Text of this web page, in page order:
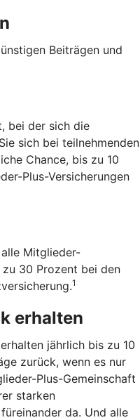
Beiträgen und
bei der sich die
sich bei teilnehmenden
Chance, bis zu 10
Plus-Versicherungen
Mitglieder-
zu 30 Prozent bei den
1
erhalten
jährlich bis zu 10
zurück, wenn es nur
Plus-Gemeinschaft
starken
da. Und alle